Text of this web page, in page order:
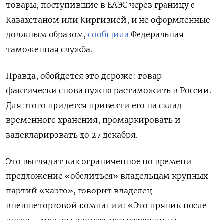
товары, поступившие в ЕАЭС через границу с
Казахстаном или Киргизией, и не оформленные
должным образом, сообщила Федеральная
таможенная служба.
Правда, обойдется это дороже: товар
фактически снова нужно растаможить в России.
Для этого придется привезти его на склад
временного хранения, промаркировать и
задекларировать до 27 декабря.
Это выглядит как ограниченное по времени
предложение «обелиться» владельцам крупных
партий «карго», говорит владелец
внешнеторговой компании: «Это пряник после